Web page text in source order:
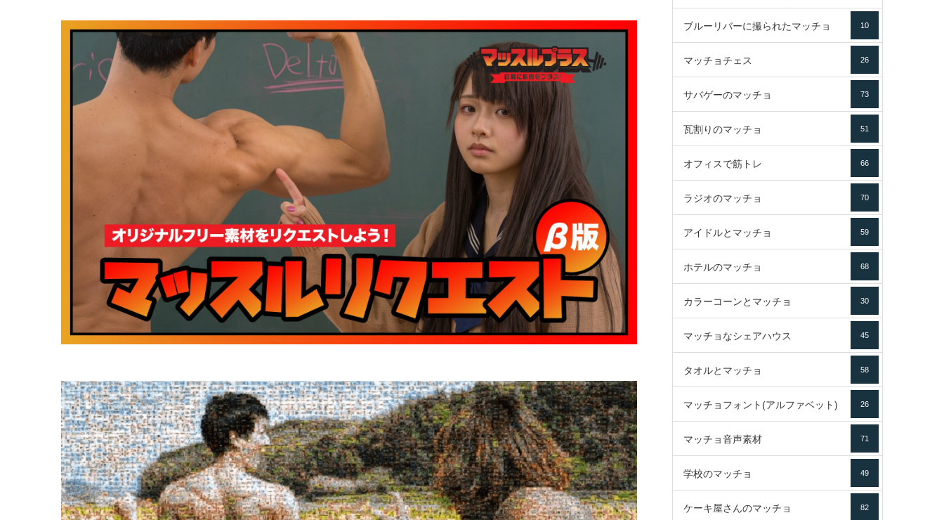
16
ブルーリバーに撮られたマッチョ 10
マッチョチェス 26
サバゲーのマッチョ 73
瓦割りのマッチョ 51
オフィスで筋トレ 66
ラジオのマッチョ 70
アイドルとマッチョ 59
ホテルのマッチョ 68
カラーコーンとマッチョ 30
マッチョなシェアハウス 45
タオルとマッチョ 58
マッチョフォント(アルファベット) 26
マッチョ音声素材 71
学校のマッチョ 49
ケーキ屋さんのマッチョ 82